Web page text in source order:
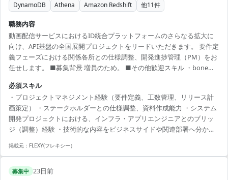
DynamoDB Athena Amazon Redshift 他11件
職務内容
動画配信サービスにおけるID統合プラットフォームのさらなる拡大に
向け、API基盤の全国展開プロジェクトをリードいただきます。 要件定
義フェーズにおける関係各所との仕様調整、開発進捗管理（PM）をお
任せします。 ■募集背景 増員のため。 ■その他歓迎スキル ・boneや
ず1年以上） ・SQL（NoSQL含む）を使ったDBプログラミングの開発
経験 ・構成管理ツール（Ansible、Terraformなど）、Infrastructure as
Codeを利用した構築、運用経験 ・Linux/Windows環境の構築、運用、
トラブルシュートの経験 ・ネットワーク...
必須スキル
・プロジェクトマネジメント経験（要件定義、工数管理、リリース計
画策定） ・ステークホルダーとの仕様調整、資料作成能力 ・システム
開発プロジェクトにおける、インフラ・アプリエンジニアとのブリッ
ジ（調整）経験 ・技術的な内容をビジネスサイドや関連部署へ分かり
ククラウドを利用したサービス開発・運用の知見 ・Webアプリケーシ
掲載元： FLEXY(フレキシー）
募集中 23日前